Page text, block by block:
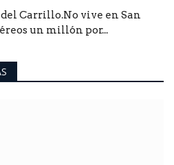
Carrillo.No vive en San
un millón por...